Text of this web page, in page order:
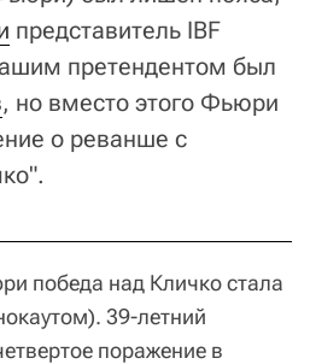
представитель IBF
претендентом был
, но вместо этого Фьюри
о реванше с
победа над Кличко стала
39-летний
поражение в